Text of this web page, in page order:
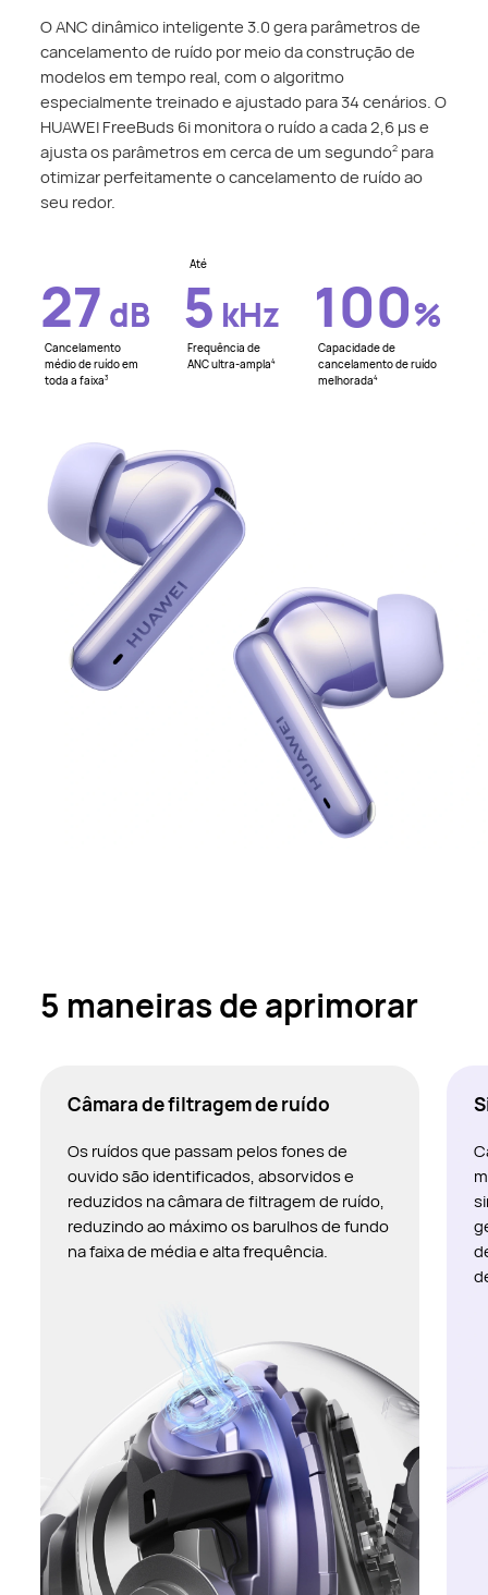
O ANC dinâmico inteligente 3.0 gera parâmetros de
cancelamento de ruído por meio da construção de
modelos em tempo real, com o algoritmo
especialmente treinado e ajustado para 34 cenários. O
HUAWEI FreeBuds 6i monitora o ruído a cada 2,6 μs e
ajusta os parâmetros em cerca de um segundo2 para
otimizar perfeitamente o cancelamento de ruído ao
seu redor.
Até
27 dB
Cancelamento
médio de ruído em
toda a faixa3
5 kHz
Frequência de
ANC ultra-ampla4
100%
Capacidade de
cancelamento de ruído
melhorada4
5 maneiras de aprimorar
Câmara de filtragem de ruído
Os ruídos que passam pelos fones de
ouvido são identificados, absorvidos e
reduzidos na câmara de filtragem de ruído,
reduzindo ao máximo os barulhos de fundo
na faixa de média e alta frequência.